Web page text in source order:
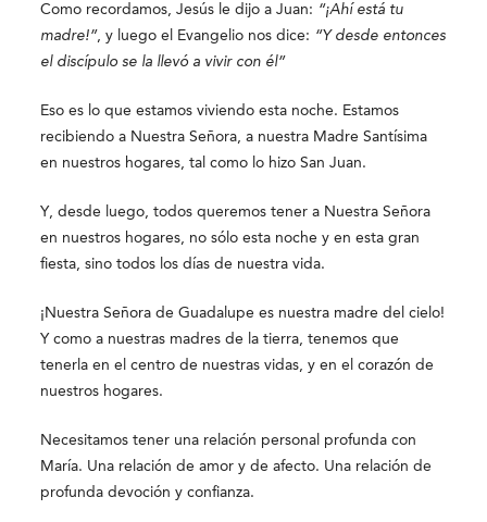
Como recordamos, Jesús le dijo a Juan: “¡Ahí está tu
madre!”, y luego el Evangelio nos dice: “Y desde entonces
el discípulo se la llevó a vivir con él”
Eso es lo que estamos viviendo esta noche. Estamos
recibiendo a Nuestra Señora, a nuestra Madre Santísima
en nuestros hogares, tal como lo hizo San Juan.
Y, desde luego, todos queremos tener a Nuestra Señora
en nuestros hogares, no sólo esta noche y en esta gran
fiesta, sino todos los días de nuestra vida.
¡Nuestra Señora de Guadalupe es nuestra madre del cielo!
Y como a nuestras madres de la tierra, tenemos que
tenerla en el centro de nuestras vidas, y en el corazón de
nuestros hogares.
Necesitamos tener una relación personal profunda con
María. Una relación de amor y de afecto. Una relación de
profunda devoción y confianza.